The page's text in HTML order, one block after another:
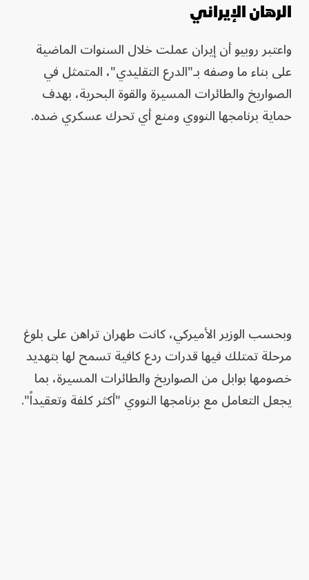
الرهان الإيراني
واعتبر روبيو أن إيران عملت خلال السنوات الماضية
على بناء ما وصفه بـ"الدرع التقليدي"، المتمثل في
الصواريخ والطائرات المسيرة والقوة البحرية، بهدف
حماية برنامجها النووي ومنع أي تحرك عسكري ضده.
وبحسب الوزير الأميركي، كانت طهران تراهن على بلوغ
مرحلة تمتلك فيها قدرات ردع كافية تسمح لها بتهديد
خصومها بوابل من الصواريخ والطائرات المسيرة، بما
يجعل التعامل مع برنامجها النووي "أكثر كلفة وتعقيداً".